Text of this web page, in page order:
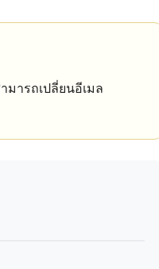
มารถเปลี่ยนอีเมล